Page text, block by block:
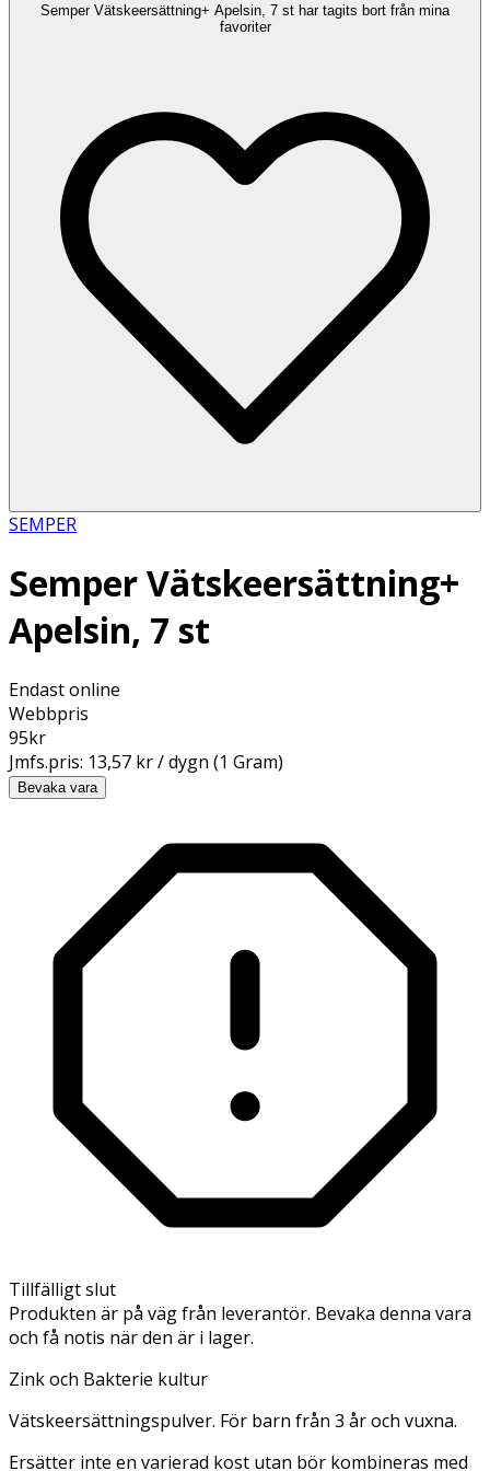
Semper Vätskeersättning+ Apelsin, 7 st har tagits bort från mina
favoriter
SEMPER
Semper Vätskeersättning+
Apelsin, 7 st
Endast online
Webbpris
95kr
Jmfs.pris: 13,57 kr / dygn (1 Gram)
Bevaka vara
Tillfälligt slut
Produkten är på väg från leverantör. Bevaka denna vara
och få notis när den är i lager.
Zink och Bakterie kultur
Vätskeersättningspulver. För barn från 3 år och vuxna.
Ersätter inte en varierad kost utan bör kombineras med